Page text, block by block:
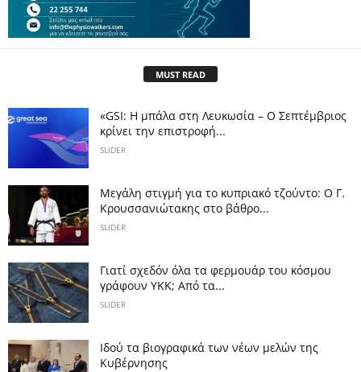
MUST READ
«GSI: Η μπάλα στη Λευκωσία – Ο Σεπτέμβριος
κρίνει την επιστροφή...
SLIDER
Μεγάλη στιγμή για το κυπριακό τζούντο: Ο Γ.
Κρουσσανιώτακης στο βάθρο...
SLIDER
Γιατί σχεδόν όλα τα φερμουάρ του κόσμου
γράφουν YKK; Από τα...
SLIDER
Ιδού τα βιογραφικά των νέων μελών της
Κυβέρνησης